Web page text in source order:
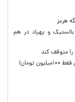
هرمز
و پهپاد در هم
را متوقف کند